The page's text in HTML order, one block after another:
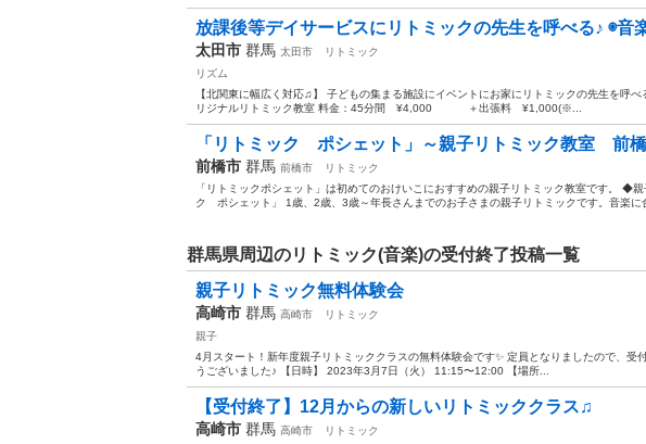
放課後等デイサービスにリトミックの先生を呼べる♪ ◉音
太田市 群馬 太田市
リトミック
リズム
【北関東に幅広く対応♫】 子どもの集まる施設にイベントにお家にリトミックの先生を呼べ
リジナルリトミック教室 料金：45分間 ¥4,000 ＋出張料 ¥1,000(※...
「リトミック ポシェット」～親子リトミック教室 前
前橋市 群馬 前橋市
リトミック
「リトミックポシェット」は初めてのおけいこにおすすめの親子リトミック教室です。 ◆
ク ポシェット」 1歳、2歳、3歳～年長さんまでのお子さまの親子リトミックです。音楽に
群馬県周辺のリトミック(音楽)の受付終了投稿一覧
親子リトミック無料体験会
高崎市 群馬 高崎市
リトミック
親子
4月スタート！新年度親子リトミッククラスの無料体験会です✨ 定員となりましたので、受
うございました♪ 【日時】 2023年3月7日（火） 11:15〜12:00 【場所...
【受付終了】12月からの新しいリトミッククラス♫
高崎市 群馬 高崎市
リトミック